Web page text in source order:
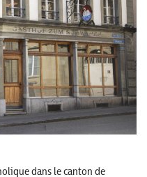
dans le canton de